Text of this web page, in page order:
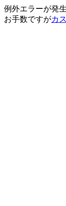
例外エラーが発
お手数ですがカ